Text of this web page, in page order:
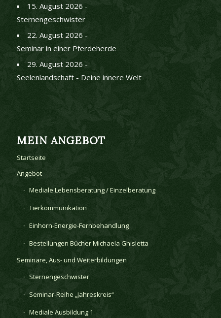
15. August 2026 -
Sternengeschwister
22. August 2026 -
Seminar in einer Pferdeherde
29. August 2026 -
Seelenlandschaft - Deine innere Welt
MEIN ANGEBOT
Startseite
Angebot
Mediale Lebensberatung / Einzelberatung
Tierkommunikation
Einhorn-Energie-Fernbehandlung
Bestellungen Bücher Michaela Ghisletta
Seminare, Aus- und Weiterbildungen
Sternengeschwister
Seminar-Reihe „Jahreskreis“
Mediale Ausbildung 1